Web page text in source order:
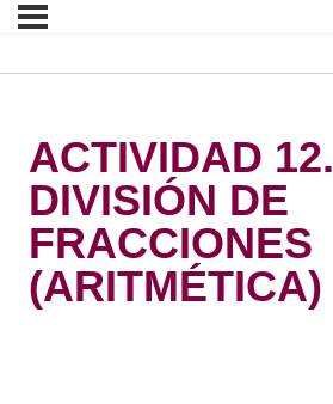
ACTIVIDAD 12.
DIVISIÓN DE
FRACCIONES
(ARITMÉTICA)